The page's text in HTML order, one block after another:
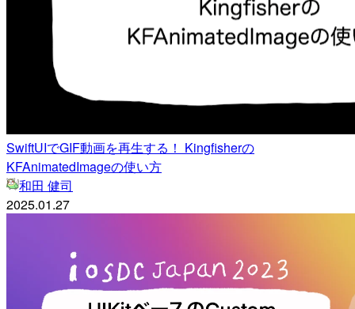
SwiftUIでGIF動画を再生する！ Kingfisherの
KFAnimatedImageの使い方
和田 健司
2025.01.27